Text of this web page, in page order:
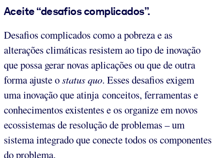
Aceite “desafios complicados”.
Desafios complicados como a pobreza e as
alterações climáticas resistem ao tipo de inovação
que possa gerar novas aplicações ou que de outra
forma ajuste ostatus quo. Esses desafios exigem
uma inovação que atinja conceitos, ferramentas e
conhecimentos existentes e os organize em novos
ecossistemas de resolução de problemas – um
sistema integrado que conecte todos os componentes
do problema.